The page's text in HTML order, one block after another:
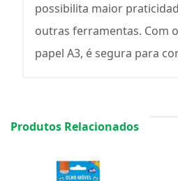
possibilita maior
outras ferramentas. Com
papel A3, é segura para
Produtos Relacionados